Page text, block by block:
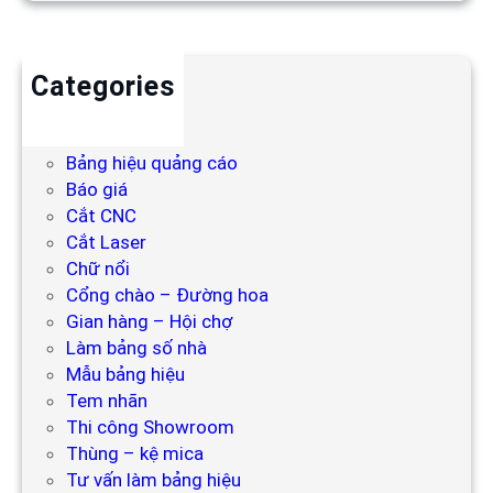
Categories
Bảng hiệu quảng cáo
Báo giá
Cắt CNC
Cắt Laser
Chữ nổi
Cổng chào – Đường hoa
Gian hàng – Hội chợ
Làm bảng số nhà
Mẫu bảng hiệu
Tem nhãn
Thi công Showroom
Thùng – kệ mica
Tư vấn làm bảng hiệu